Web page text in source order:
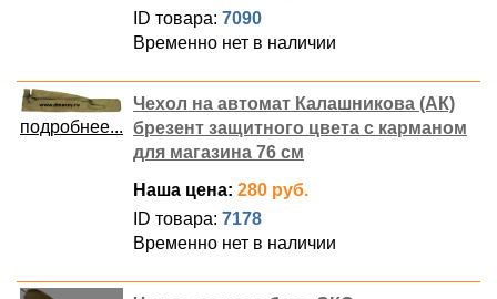
ID товара: 7090
Временно нет в наличии
подробнее...
Чехол на автомат Калашникова (АК)
брезент защитного цвета с карманом
для магазина 76 см
Наша цена: 280 руб.
ID товара: 7178
Временно нет в наличии